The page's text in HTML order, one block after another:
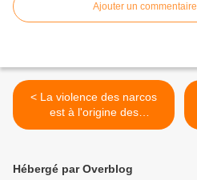
Ajouter un commentaire
< La violence des narcos
est à l'origine des
homicides en Amérique
Hébergé par Overblog